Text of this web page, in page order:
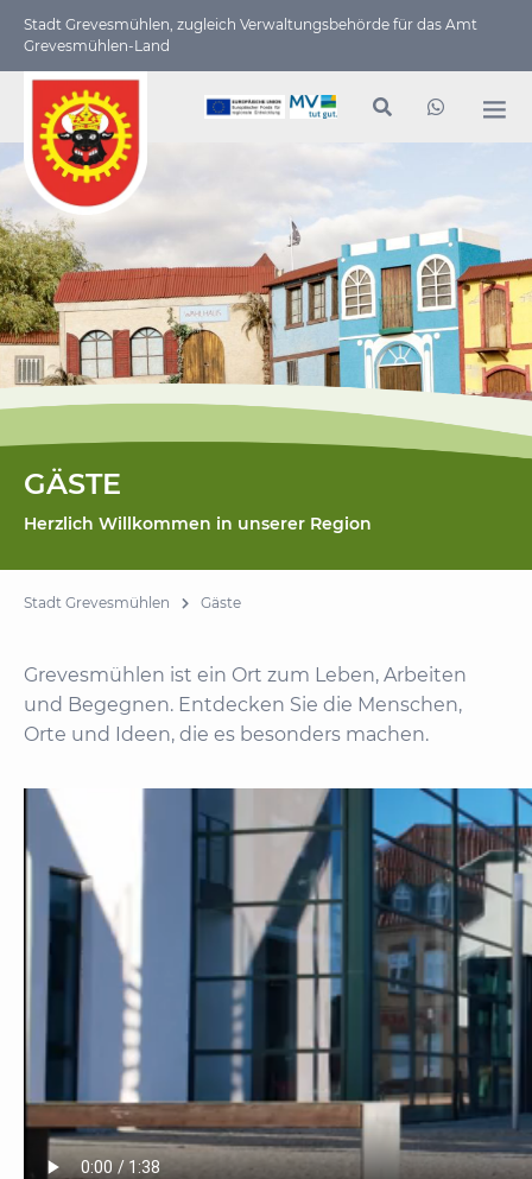
Stadt Grevesmühlen, zugleich Verwaltungs­behörde für das Amt
Grevesmühlen-Land
GÄSTE
Herzlich Willkommen in unserer Region
Stadt Grevesmühlen Gäste
Grevesmühlen ist ein Ort zum Leben, Arbeiten
und Begegnen. Entdecken Sie die Menschen,
Orte und Ideen, die es besonders machen.